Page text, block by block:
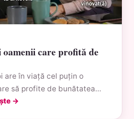
care profită de
are în viață cel puțin o
să profite de bunătatea…
→